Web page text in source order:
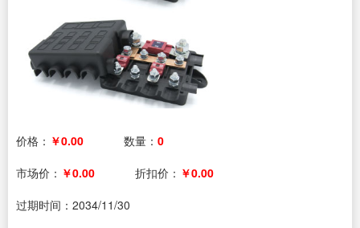
价格： ￥0.00 数量： 0
市场价： ￥0.00 折扣价： ￥0.00
过期时间： 2034/11/30